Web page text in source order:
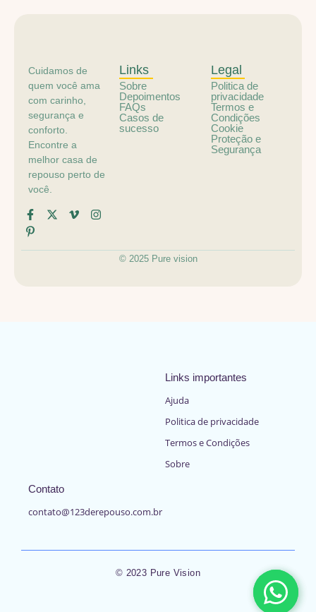
Cuidamos de
quem você ama
com carinho,
segurança e
conforto.
Encontre a
melhor casa de
repouso perto de
você.
Links
Sobre
Depoimentos
FAQs
Casos de
sucesso
Legal
Politica de
privacidade
Termos e
Condições
Cookie
Proteção e
Segurança
© 2025 Pure vision
Links importantes
Ajuda
Politica de privacidade
Termos e Condições
Sobre
Contato
contato@123derepouso.com.br
© 2023 Pure Vision